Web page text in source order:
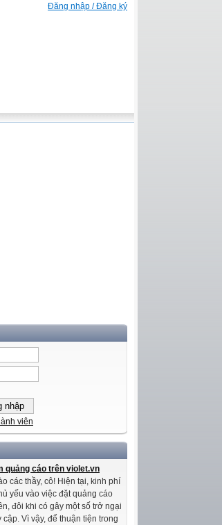
Đăng nhập / Đăng ký
viên
quảng cáo trên violet.vn
các thầy, cô! Hiện tại, kinh phí
yếu vào việc đặt quảng cáo
đôi khi có gây một số trở ngại
Vì vậy, để thuận tiện trong